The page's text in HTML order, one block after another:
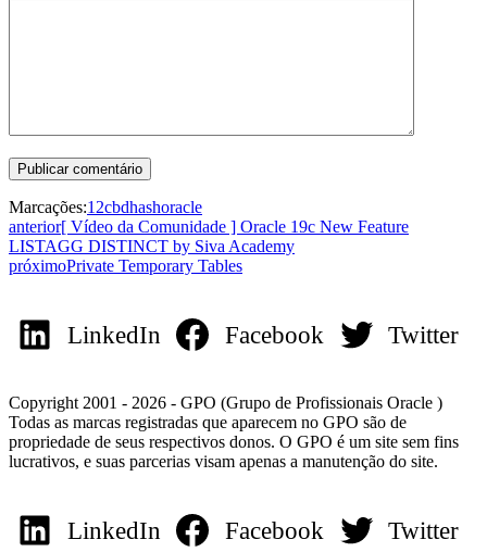
Marcações:12cbdhashoracle
anterior[ Vídeo da Comunidade ] Oracle 19c New Feature
LISTAGG DISTINCT by Siva Academy
próximoPrivate Temporary Tables
LinkedIn Facebook Twitter
Copyright 2001 - 2026 - GPO (Grupo de Profissionais Oracle )
Todas as marcas registradas que aparecem no GPO são de
propriedade de seus respectivos donos. O GPO é um site sem fins
lucrativos, e suas parcerias visam apenas a manutenção do site.
LinkedIn Facebook Twitter